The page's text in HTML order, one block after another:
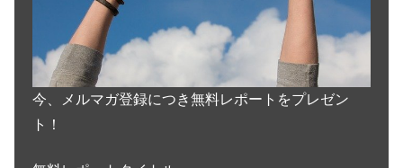
今、メルマガ登録につき無料レポートをプレゼン
ト！